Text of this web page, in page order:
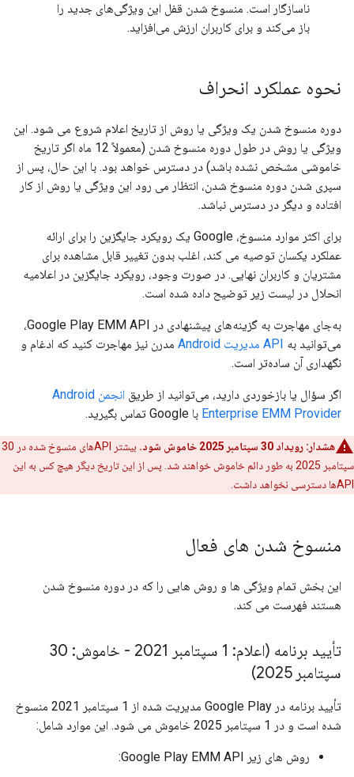
ناسازگار است. منسوخ شدن قفل این ویژگی‌های جدید را
باز می‌کند و برای کاربران ارزش می‌افزاید.
نحوه عملکرد انحراف
دوره منسوخ شدن یک ویژگی یا روش از تاریخ اعلام شروع می شود. این
ویژگی یا روش در طول دوره منسوخ شدن (معمولاً 12 ماه اگر تاریخ
خاموشی مشخص نشده باشد) در دسترس خواهد بود. با این حال، پس از
سپری شدن دوره منسوخ شدن، انتظار می رود این ویژگی یا روش از کار
افتاده و دیگر در دسترس نباشد.
برای اکثر موارد منسوخ، Google یک رویکرد جایگزین را برای ارائه
عملکرد یکسان توصیه می کند، اغلب بدون تغییر قابل مشاهده برای
مشتریان و کاربران نهایی. در صورت وجود، رویکرد جایگزین در اعلامیه
انحلال در لیست زیر توضیح داده شده است.
به‌جای مهاجرت به گزینه‌های پیشنهادی در Google Play EMM API،
می‌توانید به API مدیریت Android
مدرن نیز مهاجرت کنید که ادغام و
نگهداری آن ساده‌تر است.
اگر سؤال یا بازخوردی دارید، می‌توانید از طریق
انجمن Android
Enterprise EMM Provider با Google تماس بگیرید.
هشدار: رویداد 30 سپتامبر 2025 خاموش شود.
بیشتر APIهای منسوخ شده در 30
سپتامبر 2025 به طور دائم خاموش خواهند شد. پس از این تاریخ دیگر هیچ کس به این
APIها دسترسی نخواهد داشت.
منسوخ شدن های فعال
این بخش تمام ویژگی ها و روش هایی را که در دوره منسوخ شدن
هستند فهرست می کند.
تأیید برنامه (اعلام: 1 سپتامبر 2021 - خاموش: 30
سپتامبر 2025)
تأیید برنامه در Google Play مدیریت شده از 1 سپتامبر 2021 منسوخ
شده است و در 1 سپتامبر 2025 خاموش می شود. این موارد شامل:
روش های زیر Google Play EMM API: